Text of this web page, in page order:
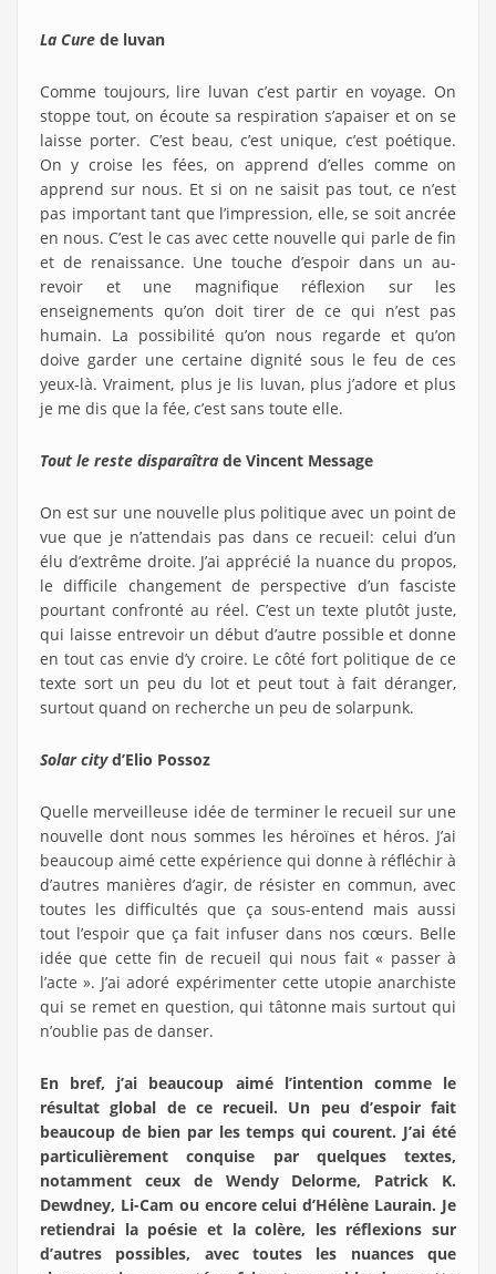
La Cure de luvan
Comme toujours, lire luvan c’est partir en voyage. On
stoppe tout, on écoute sa respiration s’apaiser et on se
laisse porter. C’est beau, c’est unique, c’est poétique.
On y croise les fées, on apprend d’elles comme on
apprend sur nous. Et si on ne saisit pas tout, ce n’est
pas important tant que l’impression, elle, se soit ancrée
en nous. C’est le cas avec cette nouvelle qui parle de fin
et de renaissance. Une touche d’espoir dans un au-
revoir et une magnifique réflexion sur les
enseignements qu’on doit tirer de ce qui n’est pas
humain. La possibilité qu’on nous regarde et qu’on
doive garder une certaine dignité sous le feu de ces
yeux-là. Vraiment, plus je lis luvan, plus j’adore et plus
je me dis que la fée, c’est sans toute elle.
Tout le reste disparaîtra de Vincent Message
On est sur une nouvelle plus politique avec un point de
vue que je n’attendais pas dans ce recueil: celui d’un
élu d’extrême droite. J’ai apprécié la nuance du propos,
le difficile changement de perspective d’un fasciste
pourtant confronté au réel. C’est un texte plutôt juste,
qui laisse entrevoir un début d’autre possible et donne
en tout cas envie d’y croire. Le côté fort politique de ce
texte sort un peu du lot et peut tout à fait déranger,
surtout quand on recherche un peu de solarpunk.
Solar cityd’Elio Possoz
Quelle merveilleuse idée de terminer le recueil sur une
nouvelle dont nous sommes les héroïnes et héros. J’ai
beaucoup aimé cette expérience qui donne à réfléchir à
d’autres manières d’agir, de résister en commun, avec
toutes les difficultés que ça sous-entend mais aussi
tout l’espoir que ça fait infuser dans nos cœurs. Belle
idée que cette fin de recueil qui nous fait « passer à
l’acte ». J’ai adoré expérimenter cette utopie anarchiste
qui se remet en question, qui tâtonne mais surtout qui
n’oublie pas de danser.
En bref, j’ai beaucoup aimé l’intention comme le
résultat global de ce recueil. Un peu d’espoir fait
beaucoup de bien par les temps qui courent. J’ai été
particulièrement conquise par quelques textes,
notamment ceux de Wendy Delorme, Patrick K.
Dewdney, Li-Cam ou encore celui d’Hélène Laurain. Je
retiendrai la poésie et la colère, les réflexions sur
d’autres possibles, avec toutes les nuances que